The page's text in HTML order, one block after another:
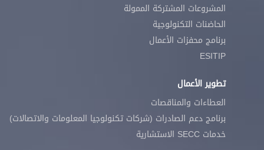
المشروعات المشتركة الممولة
الحاضنات التكنولوجية
برنامج محفزات الأعمال
ESITIP
تطوير الأعمال
العطاءات والمناقصات
برنامج دعم الصادرات (شركات تكنولوجيا المعلومات والاتصالات)
خدمات SECC الاستشارية